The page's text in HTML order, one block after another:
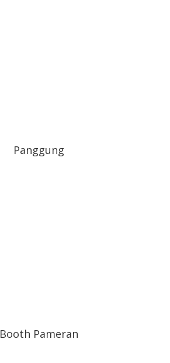
Panggung
Booth Pameran